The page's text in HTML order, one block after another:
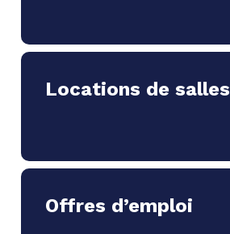
Locations de salles
Offres d’emploi